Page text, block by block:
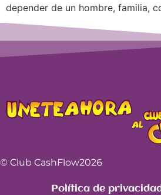
depender de un hombre, familia,
© Club CashFlow2026
Política de